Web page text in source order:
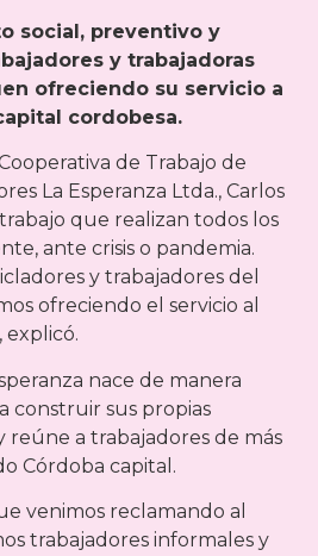
social, preventivo y
y trabajadoras
ofreciendo su servicio a
cordobesa.
de Trabajo de
La Esperanza Ltda., Carlos
que realizan todos los
ante crisis o pandemia.
y trabajadores del
ofreciendo el servicio al
explicó.
nace de manera
construir sus propias
reúne a trabajadores de más
Córdoba capital.
venimos reclamando al
trabajadores informales y